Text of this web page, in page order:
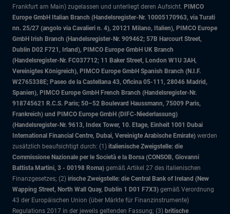
Frankfurt am Main) zugelassen und unterliegt deren Aufsicht. PIMCO
Europe GmbH Italian Branch (Handelsregister-Nr. 10005170963, via Turati
nn. 25/27 (angolo via Cavalieri n. 4), 20121 Milano, Italien), PIMCO Europe
GmbH Irish Branch (Handelsregister-Nr. 909462; 57B Harcourt Street,
Dublin D02 F721, Irland), PIMCO Europe GmbH UK Branch
(Handelsregister-Nr. FC037712; 11 Baker Street, London W1U 3AH,
Vereinigtes Königreich), PIMCO Europe GmbH Spanish Branch (N.I.F.
W2765338E; Paseo de la Castellana 43, Oficina 05-111, 28046 Madrid,
Spanien), PIMCO Europe GmbH French Branch (Handelsregister-Nr.
918745621 R.C.S. Paris; 50–52 Boulevard Haussmann, 75009 Paris,
Frankreich) und PIMCO Europe GmbH (DIFC-Niederlassung)
(Handelsregister-Nr. 9613, Index Tower, 10. Etage, Einheit 1001 Dubai
International Financial Centre, Dubai, Vereinigte Arabische Emirate) werden
zusätzlich beaufsichtigt durch: (1) italienische Zweigstelle: die
Commissione Nazionale per le Società e la Borsa (CONSOB, Giovanni
Battista Martini, 3 - 00198 Roma) gemäß Artikel 27 des italienischen
Finanzgesetzes; (2) irische Zweigstelle: die Central Bank of Ireland (New
Wapping Street, North Wall Quay, Dublin 1 D01 F7X3) gemäß Verordnung
43 der Europäischen Union (über Märkte für Finanzinstrumente)
Regulations 2017 in der jeweils geltenden Fassung; (3) britische